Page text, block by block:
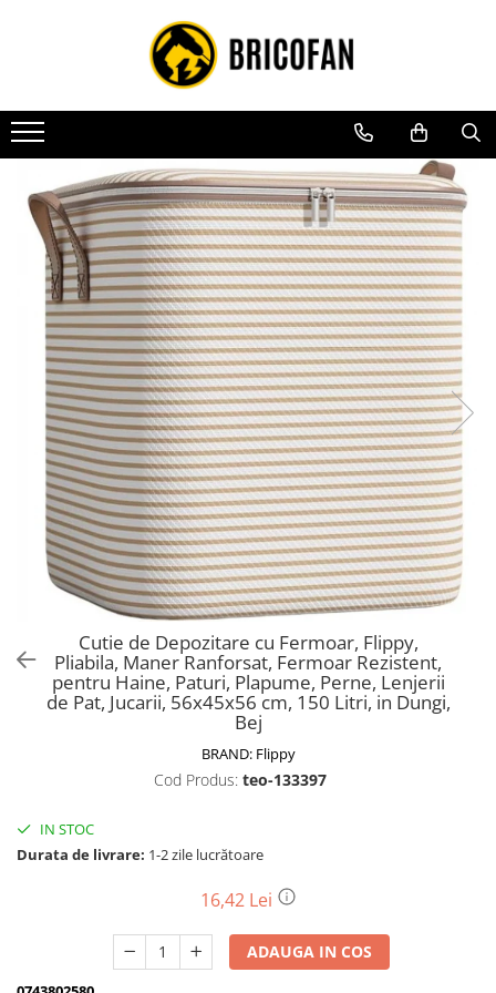
Toate Produsele
Vehicule electrice
Atv
Cu permis
Fără permis
Masini electrice
Motocross
Piese de schimb vehicule electrice
Scutere electrice
Scutere pe benzina
Tricicluri cargo fara permis
Tricicluri persoane
Trotinete electrice
Biciclete, trotinete, triciclete
Biciclete electrice
Triciclete
Motoburghie si accesorii
Accesorii motoburghie
Motoburghie
Drujbe, fierastraie electrice
Consumabile drujbe, fierastraie
electrice
Mori cereale si batoze porumb
Cutie de Depozitare cu Fermoar, Flippy,
Pliabila, Maner Ranforsat, Fermoar Rezistent,
pentru Haine, Paturi, Plapume, Perne, Lenjerii
de Pat, Jucarii, 56x45x56 cm, 150 Litri, in Dungi,
Bej
BRAND: Flippy
Cod Produs: teo-133397
IN STOC
Durata de livrare: 1-2 zile lucrătoare
16,42 Lei
ADAUGA IN COS